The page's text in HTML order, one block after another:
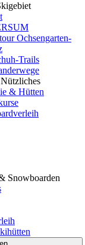
Ochsengarten-
Trails
& Hütten
Snowboarden